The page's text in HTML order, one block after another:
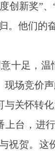
新奖”
。他们
十足，
场竞价
关怀转
台，进
祝贺。